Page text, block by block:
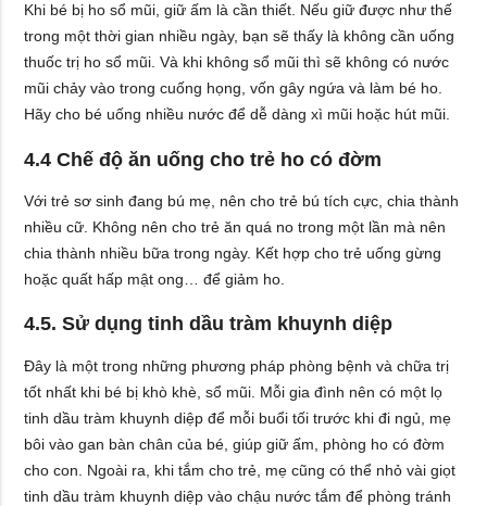
Khi bé bị ho sổ mũi, giữ ấm là cần thiết. Nếu giữ được như thế
trong một thời gian nhiều ngày, bạn sẽ thấy là không cần uống
thuốc trị ho sổ mũi. Và khi không sổ mũi thì sẽ không có nước
mũi chảy vào trong cuống họng, vốn gây ngứa và làm bé ho.
Hãy cho bé uống nhiều nước để dễ dàng xì mũi hoặc hút mũi.
4.4 Chế độ ăn uống cho trẻ ho có đờm
Với trẻ sơ sinh đang bú mẹ, nên cho trẻ bú tích cực, chia thành
nhiều cữ. Không nên cho trẻ ăn quá no trong một lần mà nên
chia thành nhiều bữa trong ngày. Kết hợp cho trẻ uống gừng
hoặc quất hấp mật ong… để giảm ho.
4.5. Sử dụng tinh dầu tràm khuynh diệp
Đây là một trong những phương pháp phòng bệnh và chữa trị
tốt nhất khi bé bị khò khè, sổ mũi. Mỗi gia đình nên có một lọ
tinh dầu tràm khuynh diệp để mỗi buổi tối trước khi đi ngủ, mẹ
bôi vào gan bàn chân của bé, giúp giữ ấm, phòng ho có đờm
cho con. Ngoài ra, khi tắm cho trẻ, mẹ cũng có thể nhỏ vài giọt
tinh dầu tràm khuynh diệp vào chậu nước tắm để phòng tránh